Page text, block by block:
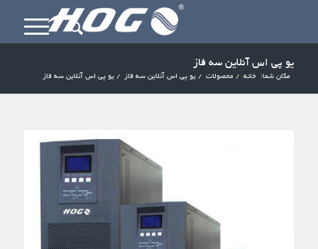
یو پی اس آنلاین سه فاز
مکان شما: خانه / محصولات / یو پی اس آنلاین سه فاز / یو پی اس آنلاین سه فاز